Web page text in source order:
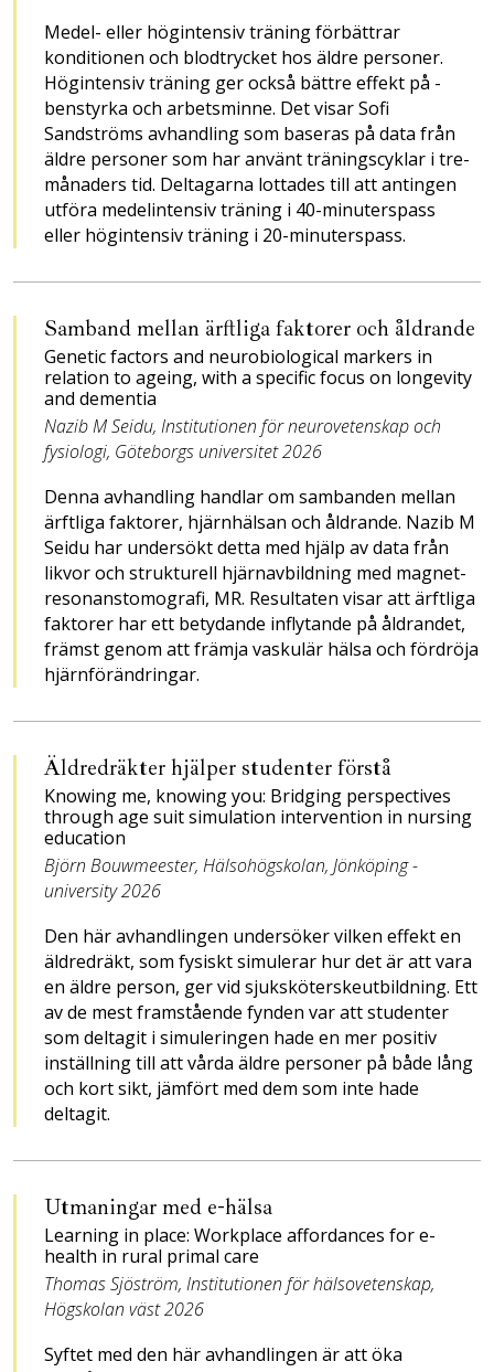
Medel- eller högintensiv ­träning förbättrar
konditionen och blodtrycket hos äldre personer.
Högintensiv träning ger också bättre effekt på ­
benstyrka och arbetsminne. Det visar Sofi
Sandströms ­avhandling som baseras på data från
äldre personer som har använt träningscyklar i tre­­
månaders tid. Deltag­arna lott­ades till att antingen
utföra medelintensiv träning­ i 40-minu­terspass
eller ­hög­­intensiv trä­ning i 20-minuters­pass.
Samband mellan ­ärftliga faktorer och åldrande
Genetic factors and neuro­biological markers in
relation to ageing, with a specific focus on longevity
and dementia
Nazib M Seidu, Institutionen för neurovetenskap och
fysiologi, Göteborgs universitet 2026
Denna avhandling handlar om sambanden mellan
ärftliga faktorer, hjärnhälsan och åldrande. Nazib M
Seidu har undersökt detta med hjälp av data från
likvor och strukturell hjärnavbildning med magnet­
resonanstomografi, MR. Resultaten visar att ärftliga
faktorer har ett betydande inflytande på åldrandet,
främst genom att främja vaskulär hälsa och fördröja
hjärnförändringar.
Äldredräkter hjälper studenter förstå
Knowing me, knowing you: Bridging perspectives
through age suit simulation intervention in nursing
education
Björn Bouwmeester, Hälso­högskolan, Jönköping ­
university 2026
Den här avhandlingen undersöker vilken effekt en
äldre­dräkt, som fysiskt simulerar hur det är att vara
en äldre person, ger vid sjuksköterske­utbildning. Ett
av de mest framstående fynden var att studenter
som deltagit i simuleringen hade en mer positiv
inställning till att vårda äldre personer på både lång
och kort sikt, jämfört med dem som inte hade
deltagit.
Utmaningar med e-hälsa
Learning in place: Workplace affordances for e-
health in rural primal care
Thomas Sjöström, Institutionen för hälsovetenskap,
Högskolan väst 2026
Syftet med den här avhandlingen är att öka